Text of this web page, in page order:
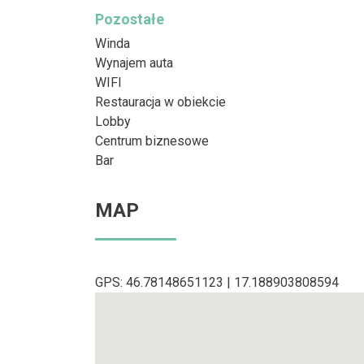
Pozostałe
Winda
Wynajem auta
WIFI
Restauracja w obiekcie
Lobby
Centrum biznesowe
Bar
MAP
GPS: 46.78148651123 | 17.188903808594